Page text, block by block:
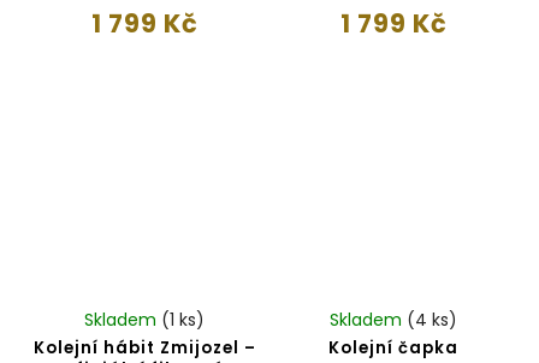
1 799 Kč 1 799 Kč
Kolejní hábit Zmijozel –
Skladem (1 ks)
Kolejní čapka
Skladem (4 ks)